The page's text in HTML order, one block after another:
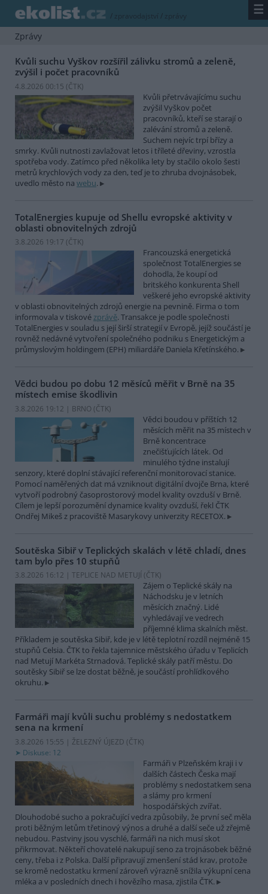
/ zpravodajství / zprávy ☰
Zprávy
Kvůli suchu Vyškov rozšířil zálivku stromů a zeleně,
zvýšil i počet pracovníků
4.8.2026 00:15 (ČTK)
Kvůli přetrvávajícímu suchu
zvýšil Vyškov počet
pracovníků, kteří se starají o
zalévání stromů a zeleně.
Suchem nejvíc trpí břízy a
smrky. Kvůli nutnosti zavlažovat letos i tříleté dřeviny, vzrostla
spotřeba vody. Zatímco před několika lety by stačilo okolo šesti
metrů krychlových vody za den, teď je to zhruba dvojnásobek,
uvedlo město na webu.
TotalEnergies kupuje od Shellu evropské aktivity v
oblasti obnovitelných zdrojů
3.8.2026 19:17 (ČTK)
Francouzská energetická
společnost TotalEnergies se
dohodla, že koupí od
britského konkurenta Shell
veškeré jeho evropské aktivity
v oblasti obnovitelných zdrojů energie na pevnině. Firma o tom
informovala v tiskovézprávě. Transakce je podle společnosti
TotalEnergies v souladu s její širší strategií v Evropě, jejíž součástí je
rovněž nedávné vytvoření společného podniku s Energetickým a
průmyslovým holdingem (EPH) miliardáře Daniela Křetínského.
Vědci budou po dobu 12 měsíců měřit v Brně na 35
místech emise škodlivin
3.8.2026 19:12 | BRNO (ČTK)
Vědci boudou v příštích 12
měsících měřit na 35 místech v
Brně koncentrace
znečišťujících látek. Od
minulého týdne instalují
senzory, které doplní stávající referenční monitorovací stanice.
Pomocí naměřených dat má vzniknout digitální dvojče Brna, které
vytvoří podrobný časoprostorový model kvality ovzduší v Brně.
Cílem je lepší porozumění dynamice kvality ovzduší, řekl ČTK
Ondřej Mikeš z pracoviště Masarykovy univerzity RECETOX.
Soutěska Sibiř v Teplických skalách v létě chladí, dnes
tam bylo přes 10 stupňů
3.8.2026 16:12 | TEPLICE NAD METUJÍ (ČTK)
Zájem o Teplické skály na
Náchodsku je v letních
měsících značný. Lidé
vyhledávají ve vedrech
příjemné klima skalních měst.
Příkladem je soutěska Sibiř, kde je v létě teplotní rozdíl nejméně 15
stupňů Celsia. ČTK to řekla tajemnice městského úřadu v Teplicích
nad Metují Markéta Strnadová. Teplické skály patří městu. Do
soutěsky Sibiř se lze dostat běžně, je součástí prohlídkového
okruhu.
Farmáři mají kvůli suchu problémy s nedostatkem
sena na krmení
3.8.2026 15:55 | ŽELEZNÝ ÚJEZD (ČTK)
Diskuse: 12
Farmáři v Plzeňském kraji i v
dalších částech Česka mají
problémy s nedostatkem sena
a slámy pro krmení
hospodářských zvířat.
Dlouhodobé sucho a pokračující vedra způsobily, že první seč měla
proti běžným letům třetinový výnos a druhé a další seče už zřejmě
nebudou. Pastviny jsou vyschlé, farmáři na nich musí skot
přikrmovat. Někteří chovatelé nakupují seno za trojnásobek běžné
ceny, třeba i z Polska. Další připravují zmenšení stád krav, protože
se kromě nedostatku krmení zároveň výrazně snížila výkupní cena
mléka a v posledních dnech i hovězího masa, zjistila ČTK.